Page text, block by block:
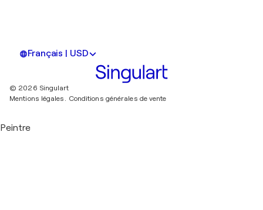
Français | USD
© 2026 Singulart
Mentions légales. Conditions générales de vente
Peintre